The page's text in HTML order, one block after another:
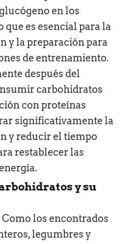
en los
que es esencial para la
y la preparación para
de entrenamiento.
después del
carbohidratos
con proteínas
significativamente la
y reducir el tiempo
restablecer las
y su
Como los encontrados
legumbres y